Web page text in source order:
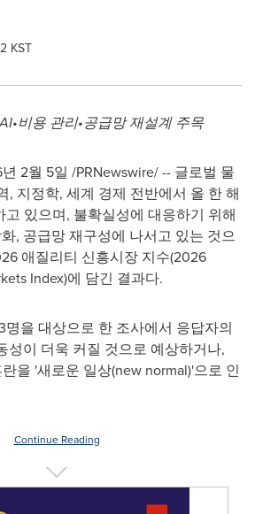
KST
비용 관리•공급망 재설계 주목
2월 5일 /PRNewswire/ -- 글로벌 물
, 지정학, 세계 경제 전반에서 올 한 해
있으며, 불확실성에 대응하기 위해
, 공급망 재구성에 나서고 있는 것으
애질리티 신흥시장 지수(2026
Index)에 담긴 결과다.
을 대상으로 한 조사에서 응답자의
성이 더욱 커질 것으로 예상하거나,
을 '새로운 일상(new normal)'으로 인
Continue Reading